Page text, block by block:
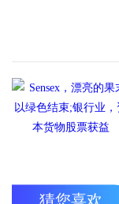
猜您喜欢